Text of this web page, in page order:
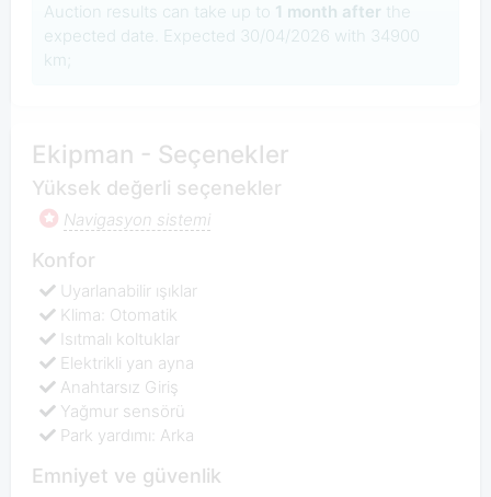
Auction results can take up to 1 month after the
expected date. Expected 30/04/2026 with 34900
km;
Ekipman - Seçenekler
Yüksek değerli seçenekler
Navigasyon sistemi
Konfor
Uyarlanabilir ışıklar
Klima: Otomatik
Isıtmalı koltuklar
Elektrikli yan ayna
Anahtarsız Giriş
Yağmur sensörü
Park yardımı: Arka
Emniyet ve güvenlik